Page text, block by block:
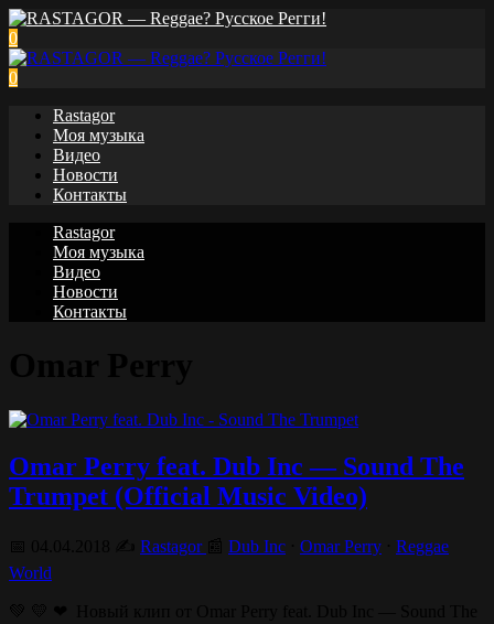
0
0
Rastagor
Моя музыка
Видео
Новости
Контакты
Rastagor
Моя музыка
Видео
Новости
Контакты
Omar Perry feat. Dub Inc — Sound The
Trumpet (Official Music Video)
Rastagor Dub Inc Omar Perry
Reggae
World